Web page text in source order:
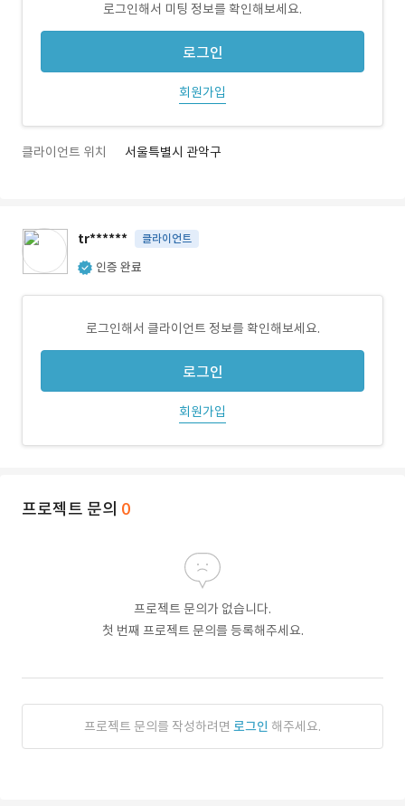
로그인해서 미팅 정보를 확인해보세요.
로그인
회원가입
클라이언트 위치 서울특별시 관악구
tr****** 클라이언트
인증 완료
로그인해서 클라이언트 정보를 확인해보세요.
로그인
회원가입
프로젝트 문의 0
프로젝트 문의가 없습니다.
첫 번째 프로젝트 문의를 등록해주세요.
프로젝트 문의를 작성하려면 로그인 해주세요.